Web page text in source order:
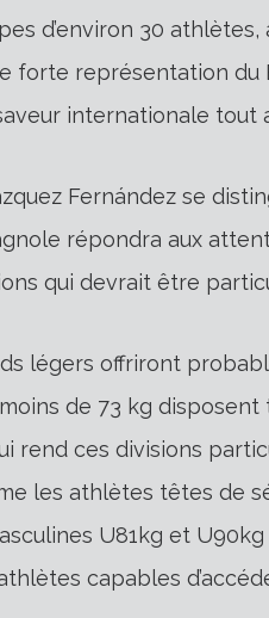
d’environ 30
forte représentation du
internationale tout
Fernández se
répondra aux
qui devrait être
légers offriront
de 73 kg disposent
rend ces divisions
les athlètes têtes de
U81kg et
capables